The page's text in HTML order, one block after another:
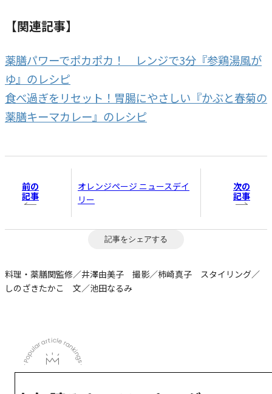
【関連記事】
薬膳パワーでポカポカ！ レンジで3分『参鶏湯風が
ゆ』のレシピ
食べ過ぎをリセット！胃腸にやさしい『かぶと春菊の
薬膳キーマカレー』のレシピ
前の
記事
オレンジページ ニュースデイ
リー
次の
記事
記事をシェアする
料理・薬膳関監修／井澤由美子 撮影／柿崎真子 スタイリング／
しのざきたかこ 文／池田なるみ